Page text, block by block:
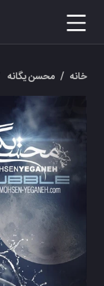
خانه / محسن یگانه